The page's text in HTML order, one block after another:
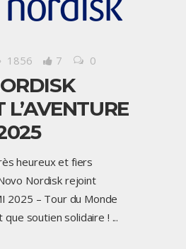
1856 7 0
L’AVENTURE
heureux et fiers
Nordisk rejoint
2025 – Tour du Monde
soutien solidaire !